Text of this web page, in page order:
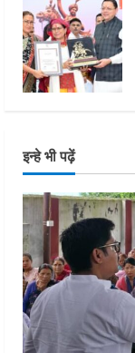
इन्हे भी पढ़ें